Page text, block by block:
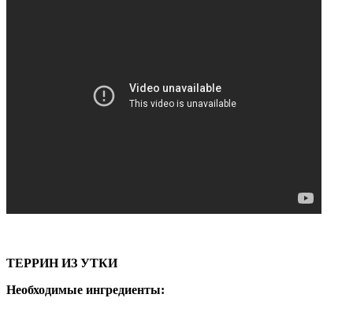
ТЕРРИН ИЗ УТКИ
Необходимые ингредиенты: